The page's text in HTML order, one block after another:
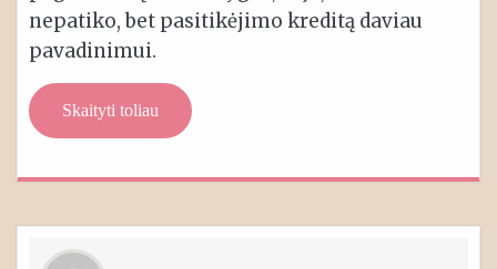
nepatiko, bet pasitikėjimo kreditą daviau
pavadinimui.
Skaityti toliau